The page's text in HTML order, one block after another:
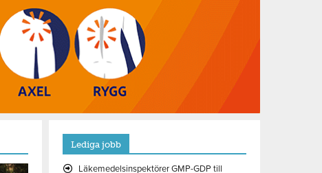
Lediga jobb
Läkemedelsinspektörer GMP-GDP till